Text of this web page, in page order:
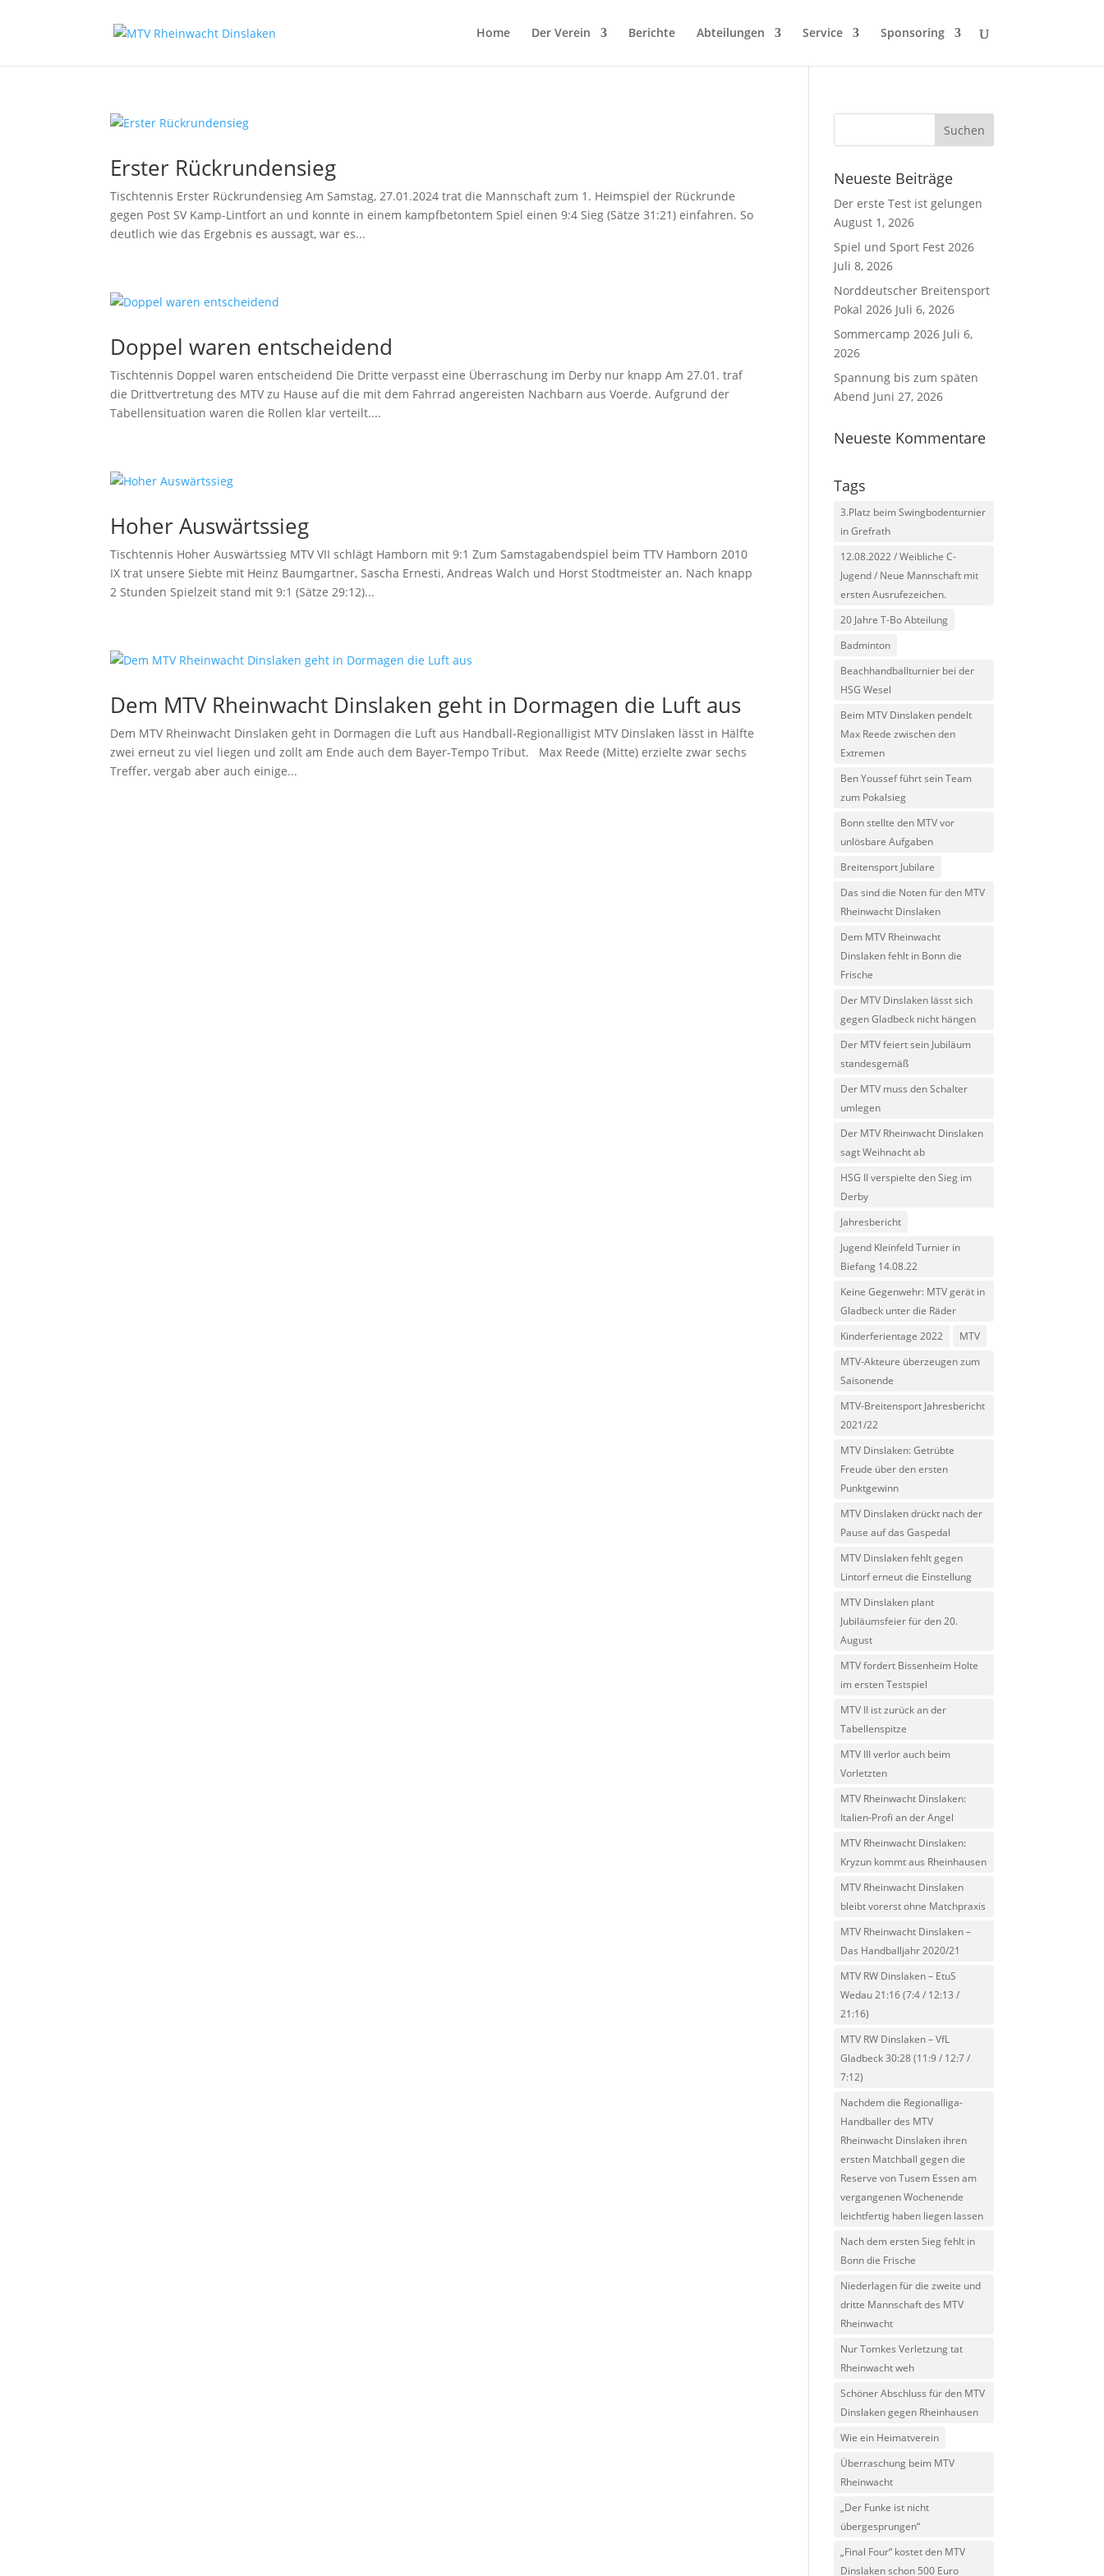
Home Der Verein Berichte Abteilungen Service Sponsoring
Erster Rückrundensieg
Tischtennis Erster Rückrundensieg Am Samstag, 27.01.2024 trat die Mannschaft zum 1. Heimspiel der Rückrunde
gegen Post SV Kamp-Lintfort an und konnte in einem kampfbetontem Spiel einen 9:4 Sieg (Sätze 31:21) einfahren. So
deutlich wie das Ergebnis es aussagt, war es...
Doppel waren entscheidend
Tischtennis Doppel waren entscheidend Die Dritte verpasst eine Überraschung im Derby nur knapp Am 27.01. traf
die Drittvertretung des MTV zu Hause auf die mit dem Fahrrad angereisten Nachbarn aus Voerde. Aufgrund der
Tabellensituation waren die Rollen klar verteilt....
Hoher Auswärtssieg
Tischtennis Hoher Auswärtssieg MTV VII schlägt Hamborn mit 9:1 Zum Samstagabendspiel beim TTV Hamborn 2010
IX trat unsere Siebte mit Heinz Baumgartner, Sascha Ernesti, Andreas Walch und Horst Stodtmeister an. Nach knapp
2 Stunden Spielzeit stand mit 9:1 (Sätze 29:12)...
Dem MTV Rheinwacht Dinslaken geht in Dormagen die Luft aus
Dem MTV Rheinwacht Dinslaken geht in Dormagen die Luft aus Handball-Regionalligist MTV Dinslaken lässt in Hälfte
zwei erneut zu viel liegen und zollt am Ende auch dem Bayer-Tempo Tribut. Max Reede (Mitte) erzielte zwar sechs
Treffer, vergab aber auch einige...
Neueste Beiträge
Der erste Test ist gelungen
August 1, 2026
Spiel und Sport Fest 2026
Juli 8, 2026
Norddeutscher Breitensport
Pokal 2026 Juli 6, 2026
Sommercamp 2026 Juli 6,
2026
Spannung bis zum späten
Abend Juni 27, 2026
Neueste Kommentare
Tags
3.Platz beim Swingbodenturnier
in Grefrath
12.08.2022 / Weibliche C-
Jugend / Neue Mannschaft mit
ersten Ausrufezeichen.
20 Jahre T-Bo Abteilung
Badminton
Beachhandballturnier bei der
HSG Wesel
Beim MTV Dinslaken pendelt
Max Reede zwischen den
Extremen
Ben Youssef führt sein Team
zum Pokalsieg
Bonn stellte den MTV vor
unlösbare Aufgaben
Breitensport Jubilare
Das sind die Noten für den MTV
Rheinwacht Dinslaken
Dem MTV Rheinwacht
Dinslaken fehlt in Bonn die
Frische
Der MTV Dinslaken lässt sich
gegen Gladbeck nicht hängen
Der MTV feiert sein Jubiläum
standesgemäß
Der MTV muss den Schalter
umlegen
Der MTV Rheinwacht Dinslaken
sagt Weihnacht ab
HSG II verspielte den Sieg im
Derby
Jahresbericht
Jugend Kleinfeld Turnier in
Biefang 14.08.22
Keine Gegenwehr: MTV gerät in
Gladbeck unter die Räder
Kinderferientage 2022
MTV
MTV-Akteure überzeugen zum
Saisonende
MTV-Breitensport Jahresbericht
2021/22
MTV Dinslaken: Getrübte
Freude über den ersten
Punktgewinn
MTV Dinslaken drückt nach der
Pause auf das Gaspedal
MTV Dinslaken fehlt gegen
Lintorf erneut die Einstellung
MTV Dinslaken plant
Jubiläumsfeier für den 20.
August
MTV fordert Bissenheim Holte
im ersten Testspiel
MTV II ist zurück an der
Tabellenspitze
MTV III verlor auch beim
Vorletzten
MTV Rheinwacht Dinslaken:
Italien-Profi an der Angel
MTV Rheinwacht Dinslaken:
Kryzun kommt aus Rheinhausen
MTV Rheinwacht Dinslaken
bleibt vorerst ohne Matchpraxis
MTV Rheinwacht Dinslaken –
Das Handballjahr 2020/21
MTV RW Dinslaken – EtuS
Wedau 21:16 (7:4 / 12:13 /
21:16)
MTV RW Dinslaken – VfL
Gladbeck 30:28 (11:9 / 12:7 /
7:12)
Nachdem die Regionalliga-
Handballer des MTV
Rheinwacht Dinslaken ihren
ersten Matchball gegen die
Reserve von Tusem Essen am
vergangenen Wochenende
leichtfertig haben liegen lassen
Nach dem ersten Sieg fehlt in
Bonn die Frische
Niederlagen für die zweite und
dritte Mannschaft des MTV
Rheinwacht
Nur Tomkes Verletzung tat
Rheinwacht weh
Schöner Abschluss für den MTV
Dinslaken gegen Rheinhausen
Wie ein Heimatverein
Überraschung beim MTV
Rheinwacht
„Der Funke ist nicht
übergesprungen“
„Final Four“ kostet den MTV
Dinslaken schon 500 Euro